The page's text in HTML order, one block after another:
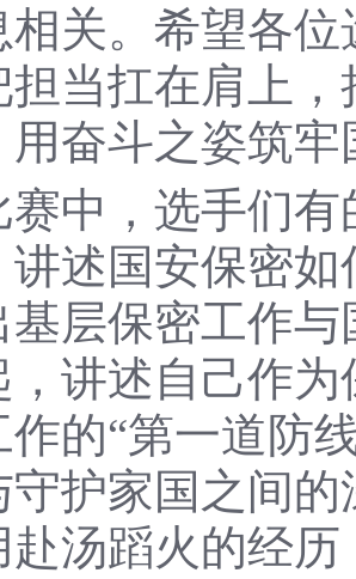
相关。希望各
担当扛在肩上
用奋斗之姿筑
，选手们有的
讲述国安保密
基层保密工作
，讲述自己作
作的“第一道防
守护家国之间
赴汤蹈火的经